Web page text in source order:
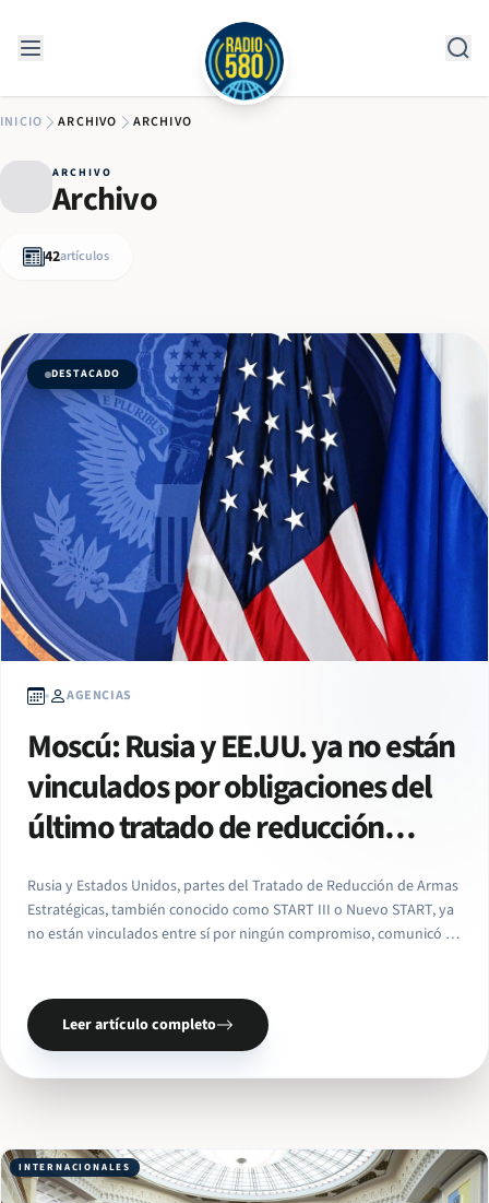
INICIO ARCHIVO ARCHIVO
ARCHIVO
Archivo
42artículos
DESTACADO
AGENCIAS
Moscú: Rusia y EE.UU. ya no están
vinculados por obligaciones del
último tratado de reducción
nuclear
Rusia y Estados Unidos, partes del Tratado de Reducción de Armas
Estratégicas, también conocido como START III o Nuevo START, ya
no están vinculados entre sí por ningún compromiso, comunicó el
Leer artículo completo
INTERNACIONALES